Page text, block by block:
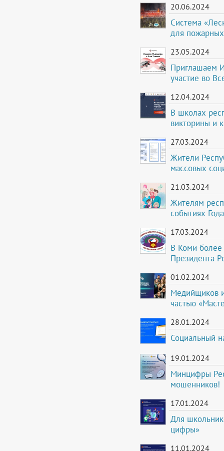
20.06.2024
Система
для
23.05.2024
Приглашаем
участие во
12.04.2024
В школах
викторины и
27.03.2024
Жители
массовых
21.03.2024
Жителям
событиях
17.03.2024
В Коми более
Президента
01.02.2024
Медийщиков
частью
28.01.2024
Социальный
19.01.2024
Минцифры
мошенников!
17.01.2024
Для
цифры»
11.01.2024